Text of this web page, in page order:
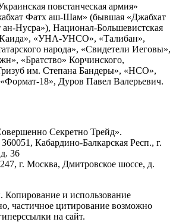
повстанческая армия»
Фатх аш-Шам» (бывшая «Джабхат
Нусра»), Национал-Большевистская
«УНА-УНСО», «Талибан»,
народа», «Свидетели Иеговы»,
«Братство» Корчинского,
им. Степана Бандеры», «НСО»,
18», Дуров Павел Валерьевич.
Секретно Трейд».
Кабардино-Балкарская Респ., г.
36
г. Москва, Дмитровское шоссе, д.
и использование
частичное цитирование возможно
на сайт.